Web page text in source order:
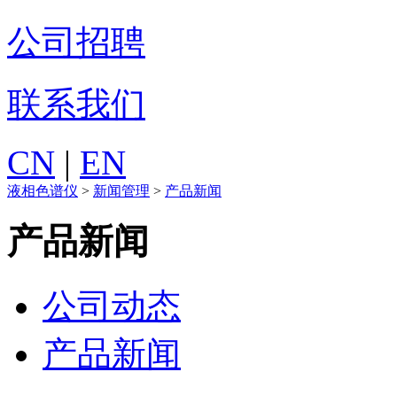
公司招聘
联系我们
CN | EN
液相色谱仪 > 新闻管理 > 产品新闻
产品新闻
公司动态
产品新闻